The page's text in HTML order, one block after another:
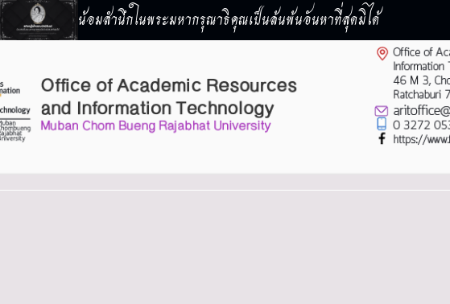
น้อมสำนึกในพระมหากรุณาธิคุณเป็นล้นพ้นอันหาที่สุดมิได้